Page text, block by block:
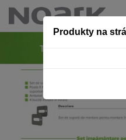
Produkty na